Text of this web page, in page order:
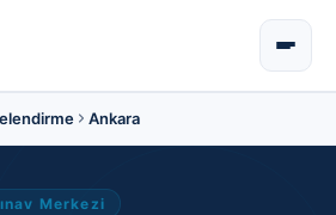
Ankara
Merkezi